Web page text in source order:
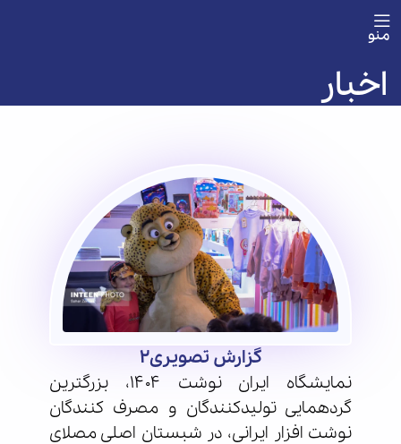
منو
اخبار
گزارش تصویری2
نمایشگاه ایران نوشت ۱۴۰۴، بزرگترین
گردهمایی تولیدکنندگان و مصرف کنندگان
نوشت افزار ایرانی، در شبستان اصلی مصلای